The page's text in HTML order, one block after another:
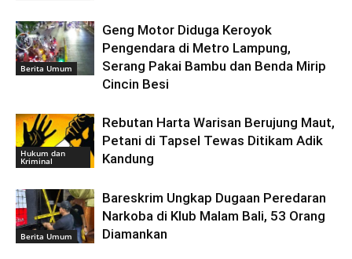
Berita Umum
Geng Motor Diduga Keroyok
Pengendara di Metro Lampung,
Serang Pakai Bambu dan Benda Mirip
Cincin Besi
Hukum dan
Kriminal
Rebutan Harta Warisan Berujung Maut,
Petani di Tapsel Tewas Ditikam Adik
Kandung
Berita Umum
Bareskrim Ungkap Dugaan Peredaran
Narkoba di Klub Malam Bali, 53 Orang
Diamankan